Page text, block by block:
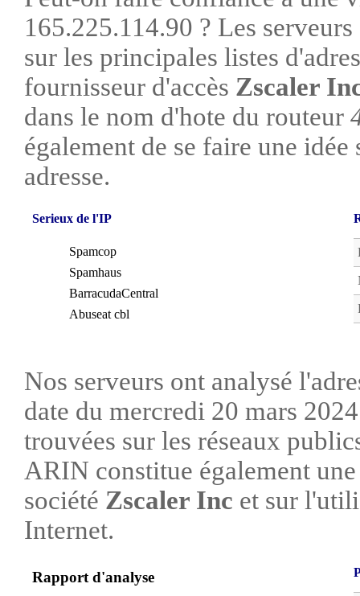
165.225.114.90 ? Les
sur les principales listes
fournisseur d'accès Zscaler
dans le nom d'hote du routeur
également de se faire une
adresse.
Serieux de l'IP
Spamcop
Spamhaus
BarracudaCentral
Abuseat cbl
Nos serveurs ont analysé
date du mercredi 20 mars
trouvées sur les réseaux
ARIN constitue également
société Zscaler Inc et sur
Internet.
Rapport d'analyse